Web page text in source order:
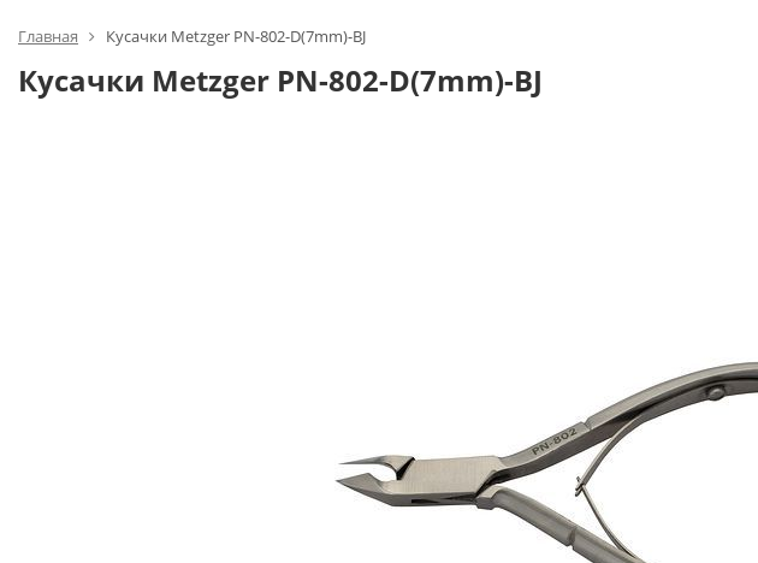
Кисти
Аппараты для маникюра и педикюра
Главная Кусачки Metzger PN-802-D(7mm)-BJ
Кусачки Metzger PN-802-D(7mm)-BJ